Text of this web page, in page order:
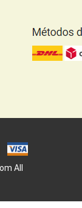
All